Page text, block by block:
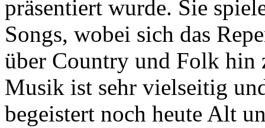
keine sind.
Ein Potpourri professioneller Rezepte.
Für Liebhaber der einfachen und
regionalen Küche. Nachkochbar, aber
immer mit der besonderen Note.
präsentiert wurde. Sie
Songs, wobei sich das
über Country und Folk hin
Musik ist sehr vielseitig
begeistert noch heute Alt